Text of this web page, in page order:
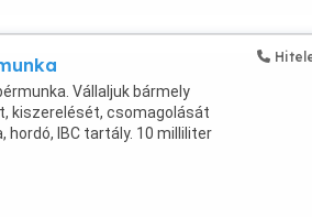
Vállaljuk bármely
kiszerelését, csomagolását
hordó, IBC tartály. 10 milliliter